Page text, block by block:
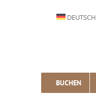
DEUTSCH
BUCHEN